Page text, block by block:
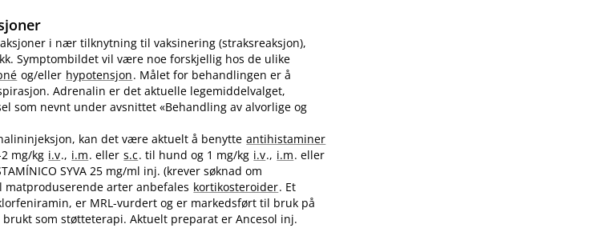
i nær tilknytning til vaksinering (straksreaksjon),
Symptombildet vil være noe forskjellig hos de ulike
og​/​eller hypotensjon. Målet for behandlingen er å
Adrenalin er det aktuelle legemiddelvalget,
som nevnt under avsnittet «Behandling av alvorlige og
kan det være aktuelt å benytte antihistaminer
mg/kg i.v., i.m. eller s.c. til hund og 1 mg/kg i.v., i.m. eller
SYVA 25 mg/ml inj. (krever søknad om
arter anbefales kortikosteroider. Et
er MRL-vurdert og er markedsført til bruk på
som støtteterapi. Aktuelt preparat er Ancesol inj.